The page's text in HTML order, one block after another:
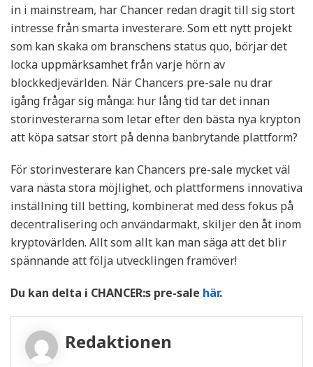
in i mainstream, har Chancer redan dragit till sig stort
intresse från smarta investerare. Som ett nytt projekt
som kan skaka om branschens status quo, börjar det
locka uppmärksamhet från varje hörn av
blockkedjevärlden. När Chancers pre-sale nu drar
igång frågar sig många: hur lång tid tar det innan
storinvesterarna som letar efter den bästa nya krypton
att köpa satsar stort på denna banbrytande plattform?
För storinvesterare kan Chancers pre-sale mycket väl
vara nästa stora möjlighet, och plattformens innovativa
inställning till betting, kombinerat med dess fokus på
decentralisering och användarmakt, skiljer den åt inom
kryptovärlden. Allt som allt kan man säga att det blir
spännande att följa utvecklingen framöver!
Du kan delta i CHANCER:s pre-sale här.
Redaktionen